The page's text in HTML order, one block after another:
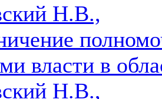
Н.В.,
власти в
Н.В.,